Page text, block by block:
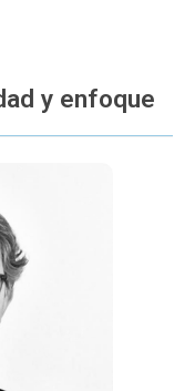
y enfoque